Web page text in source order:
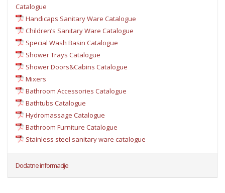
Catalogue
Handicaps Sanitary Ware Catalogue
Children’s Sanitary Ware Catalogue
Special Wash Basin Catalogue
Shower Trays Catalogue
Shower Doors&Cabins Catalogue
Mixers
Bathroom Accessories Catalogue
Bathtubs Catalogue
Hydromassage Catalogue
Bathroom Furniture Catalogue
Stainless steel sanitary ware catalogue
Dodatne informacije